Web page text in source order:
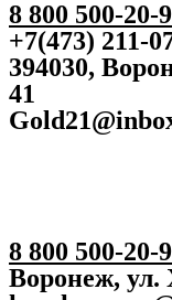
8 800 500-20-
+7(473) 211-
394030,
41
8 800 500-20-
Воронеж, ул.